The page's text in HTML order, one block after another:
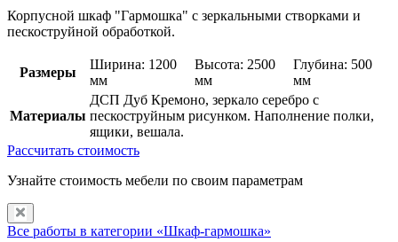
Корпусной шкаф "Гармошка" с зеркальными створками и
пескоструйной обработкой.
Размеры
Ширина: 1200
мм
Высота: 2500
мм
Глубина: 500
мм
Материалы
ДСП Дуб Кремоно, зеркало серебро с
пескоструйным рисунком. Наполнение полки,
ящики, вешала.
Рассчитать стоимость
Узнайте стоимость мебели по своим параметрам
Все работы в категории «Шкаф-гармошка»